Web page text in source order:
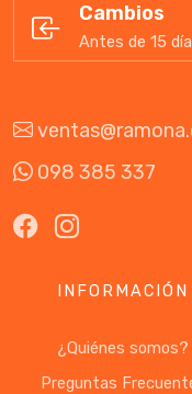
Cambios
Antes de 15
098 385 337
INFORMACIÓN
¿Quiénes somos?
Preguntas